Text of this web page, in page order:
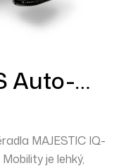
Auto-
MAJESTIC IQ-
je lehký,